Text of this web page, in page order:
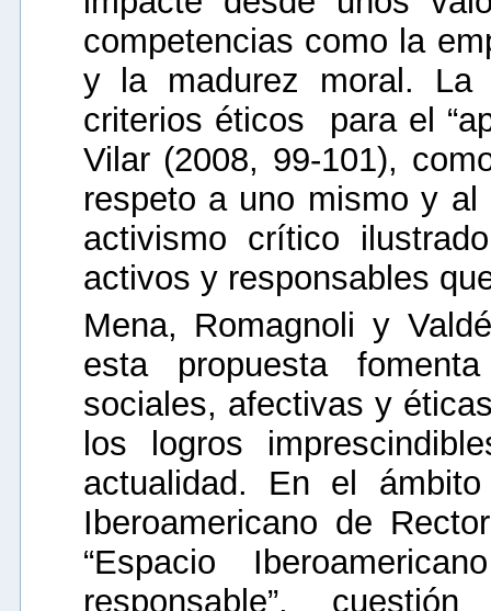
competencias como la
y la madurez moral.
criterios éticos para el
Vilar (2008, 99-101),
respeto a uno mismo y
activismo crítico
activos y responsables
Mena, Romagnoli y
esta propuesta
sociales, afectivas y
los logros
actualidad. En el
Iberoamericano de
“Espacio
responsable”,